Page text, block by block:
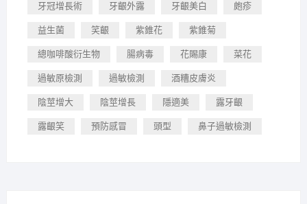
牙冠增長術 牙齦外露 牙齦美白 皰疹
益生菌 笑齦 紫錐花 紫錐菊
總咖啡酸衍生物 腸病毒 花賜康 菜花
過敏原檢測 過敏檢測 酒糟皮膚炎
陰莖增大 陰莖增長 隱適美 露牙齦
露齦笑 預防感冒 頭型 鼻子過敏檢測